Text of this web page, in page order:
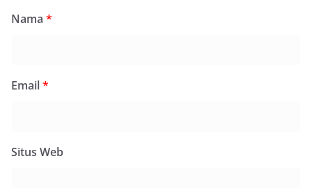
Nama *
Email*
Situs Web